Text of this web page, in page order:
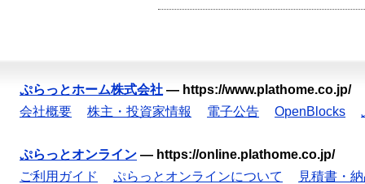
ぷらっとホーム株式会社 — https://www.plathome.co.jp/
会社概要
株主・投資家情報 電子公告 OpenBlocks
ぷらっとオンライン — https://online.plathome.co.jp/
ご利用ガイド
ぷらっとオンラインについて
見積書・